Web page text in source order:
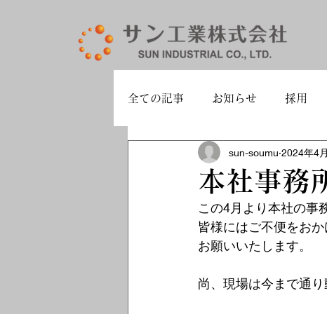
全ての記事 お知らせ 採用
本社事務
sun-soumu 2024年4
この4月より本社の事
皆様にはご不便をお
お願いいたします。
尚、現場は今まで通り